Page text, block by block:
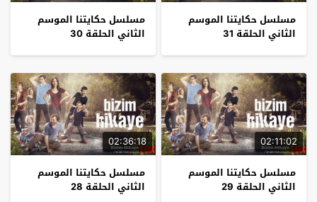
مسلسل حكايتنا الموسم
الثاني الحلقة 31
مسلسل حكايتنا الموسم
الثاني الحلقة 30
02:11:02
مسلسل حكايتنا الموسم
الثاني الحلقة 29
02:36:18
مسلسل حكايتنا الموسم
الثاني الحلقة 28